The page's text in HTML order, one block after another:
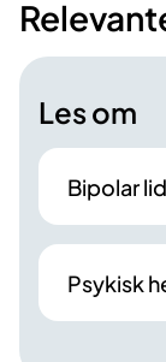
Les om
Bipolar
Psykisk